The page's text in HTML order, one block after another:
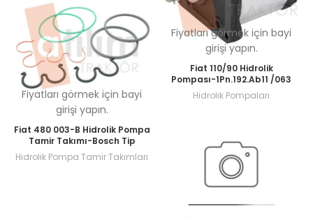
Fiyatları görmek için bayi
girişi yapın.
Fiat 110/90 Hidrolik
Pompası-1Pn.192.Ab11 /063
Hidrolik Pompaları
Fiyatları görmek için bayi
girişi yapın.
Fiat 480 003-B Hidrolik Pompa
Tamir Takımı-Bosch Tip
Hidrolik Pompa Tamir Takımları